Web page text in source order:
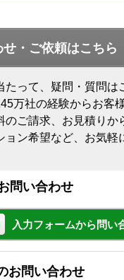
・ご依頼はこちら
たって、疑問・質問は
万社の経験からお客
のご請求、お見積りか
ョン希望など、お気軽
問い合わせ
入力フォームから問い
お問い合わせ